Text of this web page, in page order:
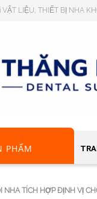
LIỆU, THIẾT BỊ NHA
PHẨM
NHA TÍCH HỢP ĐỊNH VỊ